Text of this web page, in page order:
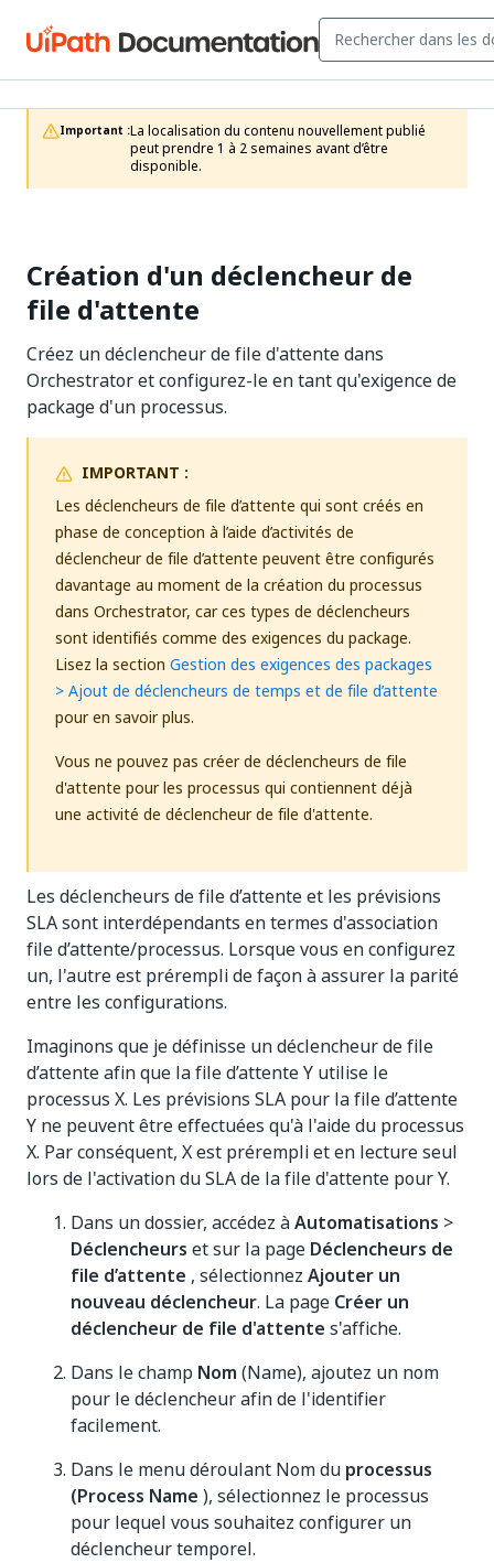
Important :La localisation du contenu nouvellement publié
peut prendre 1 à 2 semaines avant d’être
disponible.
Création d'un déclencheur de
file d'attente
Créez un déclencheur de file d'attente dans
Orchestrator et configurez-le en tant qu'exigence de
package d'un processus.
IMPORTANT :
Les déclencheurs de file d’attente qui sont créés en
phase de conception à l’aide d’activités de
déclencheur de file d’attente peuvent être configurés
davantage au moment de la création du processus
dans Orchestrator, car ces types de déclencheurs
sont identifiés comme des exigences du package.
Lisez la section Gestion des exigences des packages
> Ajout de déclencheurs de temps et de file d’attente
pour en savoir plus.
Vous ne pouvez pas créer de déclencheurs de file
d'attente pour les processus qui contiennent déjà
une activité de déclencheur de file d'attente.
Les déclencheurs de file d’attente et les prévisions
SLA sont interdépendants en termes d'association
file d’attente/processus. Lorsque vous en configurez
un, l'autre est prérempli de façon à assurer la parité
entre les configurations.
Imaginons que je définisse un déclencheur de file
d’attente afin que la file d’attente Y utilise le
processus X. Les prévisions SLA pour la file d’attente
Y ne peuvent être effectuées qu'à l'aide du processus
X. Par conséquent, X est prérempli et en lecture seul
lors de l'activation du SLA de la file d'attente pour Y.
Dans un dossier, accédez àAutomatisations >
Déclencheurs et sur la page Déclencheurs de
file d’attente , sélectionnez Ajouter un
nouveau déclencheur. La page Créer un
déclencheur de file d'attente s'affiche.
Dans le champ Nom (Name), ajoutez un nom
pour le déclencheur afin de l'identifier
facilement.
Dans le menu déroulant Nom du processus
(Process Name ), sélectionnez le processus
pour lequel vous souhaitez configurer un
déclencheur temporel.